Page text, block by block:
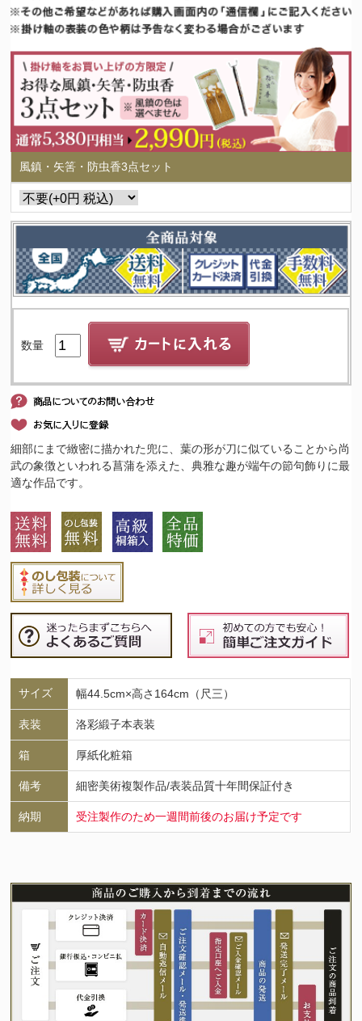
風鎮・矢筈・防虫香3点セット
数量
細部にまで緻密に描かれた兜に、葉の形が刀に似ていることから尚
武の象徴といわれる菖蒲を添えた、典雅な趣が端午の節句飾りに最
適な作品です。
サイズ 幅44.5cm×高さ164cm（尺三）
表装 洛彩緞子本表装
箱 厚紙化粧箱
備考 細密美術複製作品/表装品質十年間保証付き
納期 受注製作のため一週間前後のお届け予定です